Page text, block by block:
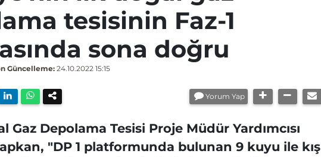
tesisinin Faz-1
sona doğru
Güncelleme:24.10.2022 15:15
Yorum Yap
Gaz Depolama Tesisi Proje Müdür Yardımcısı
"DP 1 platformunda bulunan 9 kuyu ile kış